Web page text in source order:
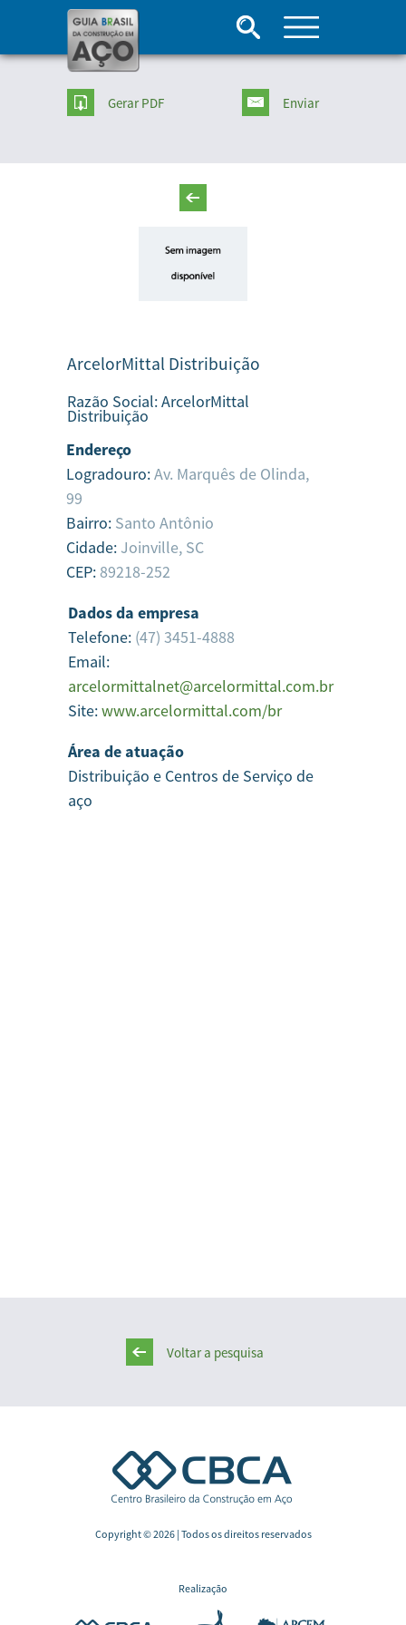
Gerar PDF Enviar
ArcelorMittal Distribuição
Razão Social:ArcelorMittal
Distribuição
Endereço
Logradouro:Av. Marquês de Olinda,
99
Bairro: Santo Antônio
Cidade: Joinville, SC
CEP:89218-252
Dados da empresa
Telefone: (47) 3451-4888
Email:
arcelormittalnet@arcelormittal.com.br
Site:www.arcelormittal.com/br
Área de atuação
Distribuição e Centros de Serviço de
aço
Voltar a pesquisa
Copyright © 2026 | Todos os direitos reservados
Realização